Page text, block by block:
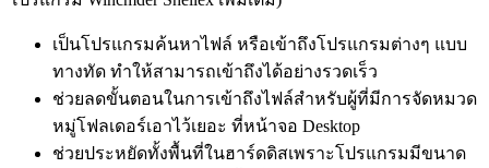
เป็นโปรแกรมค้นหาไฟล์ หรือเข้าถึงโปรแกรมต่างๆ แบบ
ทางทัด ทำให้สามารถเข้าถึงได้อย่างรวดเร็ว
ช่วยลดขั้นตอนในการเข้าถึงไฟล์สำหรับผู้ที่มีการจัดหมวด
หมู่โฟลเดอร์เอาไว้เยอะ ที่หน้าจอ Desktop
ช่วยประหยัดทั้งพื้นที่ในฮาร์ดดิสเพราะโปรแกรมมีขนาด